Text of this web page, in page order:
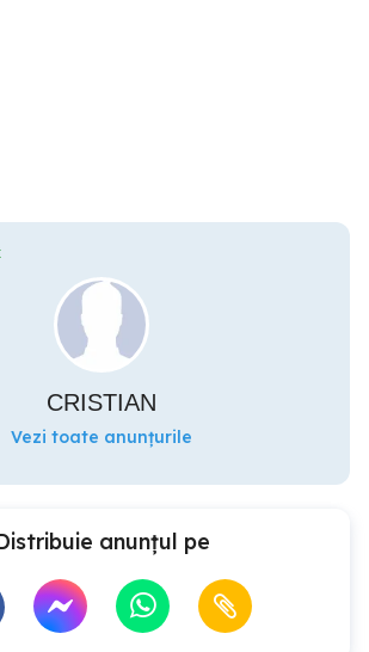
CRISTIAN
Vezi toate anunțurile
anunțul pe